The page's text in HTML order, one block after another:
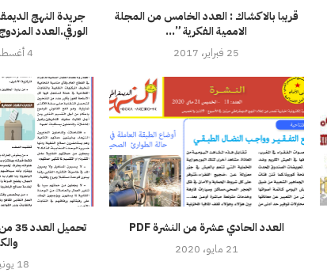
جريدة النهج
الورقي.العدد المزدوج 371/372 في
4 أغسطس، 2020
قريبا بالاكشاك : العدد الخامس من المجلة
الاممية الفكرية ”...
25 فبراير، 2017
18 يونيو، 2021
العدد الحادي عشرة من النشرة PDF
21 مايو، 2020